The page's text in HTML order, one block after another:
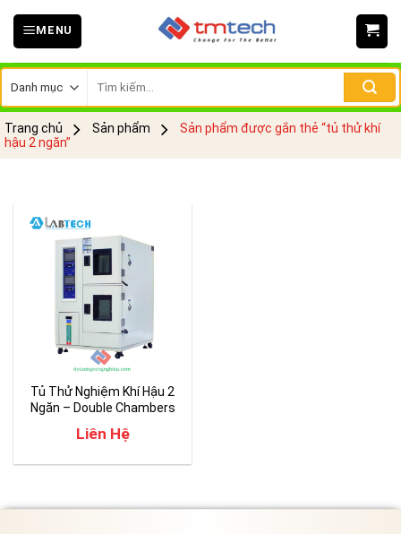
Skip
MENU
kiếm:
Trang chủ Sản phẩm
Sản phẩm được gắn thẻ “tủ thử khí
hậu 2 ngăn”
Tủ Thử Nghiệm Khí Hậu 2
Ngăn – Double Chambers
Liên Hệ